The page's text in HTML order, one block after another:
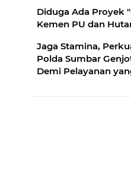
Diduga Ada Proyek
Kemen PU dan
Jaga Stamina,
Polda Sumbar
Demi Pelayanan